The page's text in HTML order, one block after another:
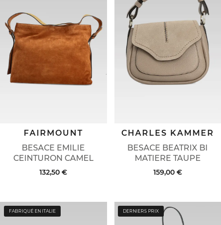
BESACE EMILIE
CEINTURON CAMEL
FAIRMOUNT
132,50 €
BESACE BEATRIX BI
MATIERE TAUPE
CHARLES KAMMER
159,00 €
FABRIQUÉ EN ITALIE DERNIERS PRIX